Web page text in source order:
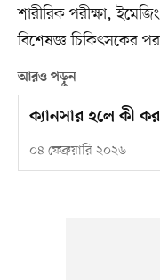
শারীরিক পরীক্ষা,
বিশেষজ্ঞ চিকিৎসকের
আরও পড়ুন
ক্যানসার হলে কী
০৪ ফেব্রুয়ারি ২০২৬